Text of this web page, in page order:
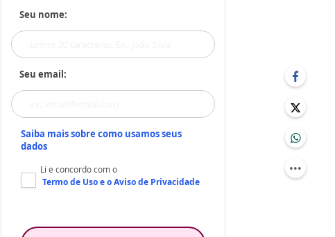
Seu nome:
Seu email:
Saiba mais sobre como usamos seus
dados
Li e concordo com o
Termo de Usoe oAviso de Privacidade